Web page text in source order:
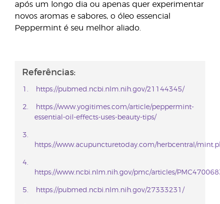
após um longo dia ou apenas quer experimentar
novos aromas e sabores, o óleo essencial
Peppermint é seu melhor aliado.
Referências:
https://pubmed.ncbi.nlm.nih.gov/21144345/
https://www.yogitimes.com/article/peppermint-
essential-oil-effects-uses-beauty-tips/
https://www.acupuncturetoday.com/herbcentral/
https://www.ncbi.nlm.nih.gov/pmc/articles/
https://pubmed.ncbi.nlm.nih.gov/27333231/